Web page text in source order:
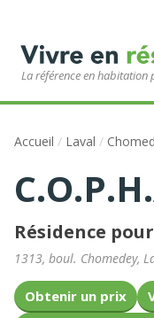
La référence en habitation
Accueil / Laval /
Résidence
1313, boul. Chomedey,
Obtenir un prix